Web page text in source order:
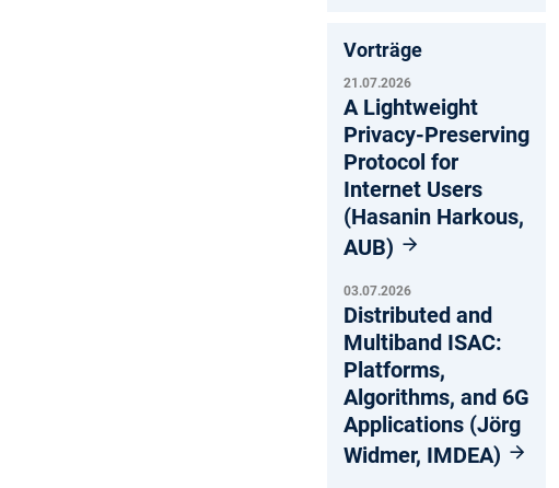
Vorträge
21.07.2026
A Lightweight
Privacy-Preserving
Protocol for
Internet Users
(Hasanin Harkous,
AUB)
03.07.2026
Distributed and
Multiband ISAC:
Platforms,
Algorithms, and 6G
Applications (Jörg
Widmer, IMDEA)